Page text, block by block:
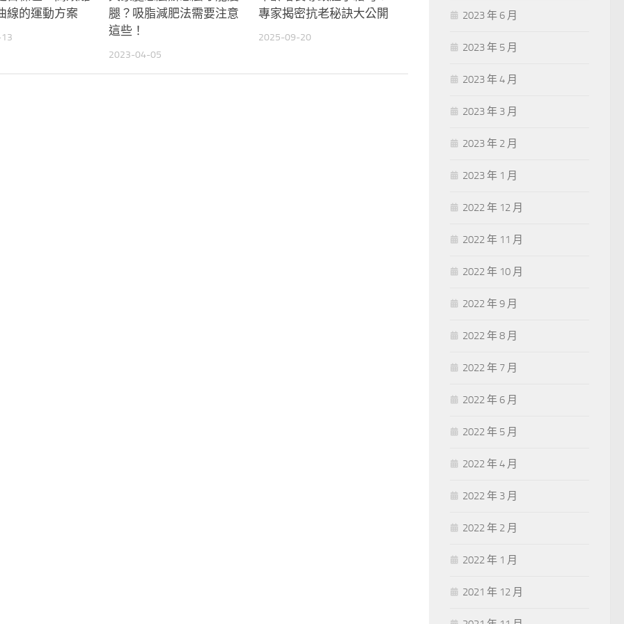
線的運動方案
腿？吸脂減肥法需要注意
這些！
2023-04-05
專家揭密抗老秘訣大公開
2025-09-20
2023 年 6 月
2023 年 5 月
2023 年 4 月
2023 年 3 月
2023 年 2 月
2023 年 1 月
2022 年 12 月
2022 年 11 月
2022 年 10 月
2022 年 9 月
2022 年 8 月
2022 年 7 月
2022 年 6 月
2022 年 5 月
2022 年 4 月
2022 年 3 月
2022 年 2 月
2022 年 1 月
2021 年 12 月